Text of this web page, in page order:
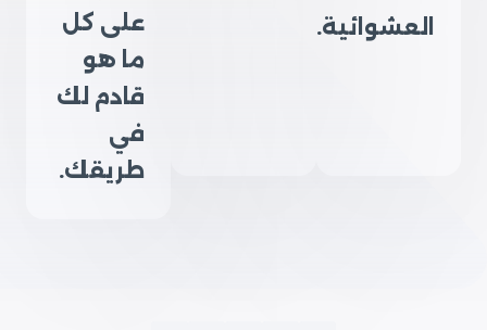
العشوائية.
على كل
ما هو
قادم لك
في
طريقك.